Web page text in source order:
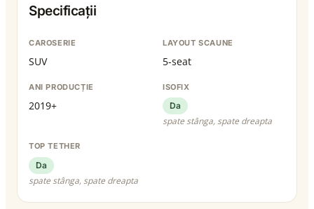
Specificații
CAROSERIE
SUV
LAYOUT SCAUNE
5-seat
ANI PRODUCȚIE
2019+
ISOFIX
Da
spate stânga, spate dreapta
TOP TETHER
Da
spate stânga, spate dreapta